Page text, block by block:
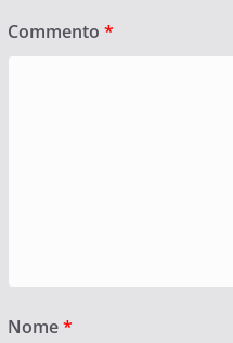
Commento *
Nome*